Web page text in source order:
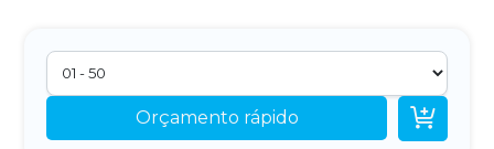
Orçamento rápido 